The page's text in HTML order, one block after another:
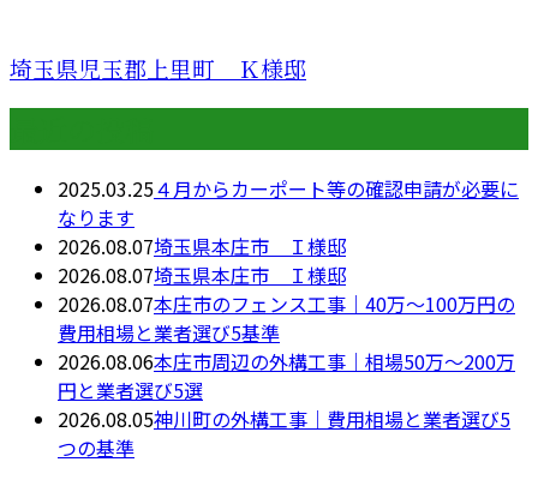
埼玉県児玉郡上里町 Ｋ様邸
2025.03.25４月からカーポート等の確認申請が必要に
なります
2026.08.07埼玉県本庄市 Ｉ様邸
2026.08.07埼玉県本庄市 Ｉ様邸
2026.08.07本庄市のフェンス工事｜40万〜100万円の
費用相場と業者選び5基準
2026.08.06本庄市周辺の外構工事｜相場50万〜200万
円と業者選び5選
2026.08.05神川町の外構工事｜費用相場と業者選び5
つの基準